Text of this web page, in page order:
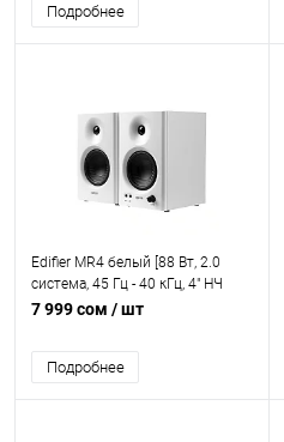
Подробнее
Edifier MR4 белый [88 Вт, 2.0
система, 45 Гц - 40 кГц, 4" НЧ
динамик, 13 мм ВЧ динамик,
Регулятор громкости на
передней панели]
7 999 сом / шт
Подробнее